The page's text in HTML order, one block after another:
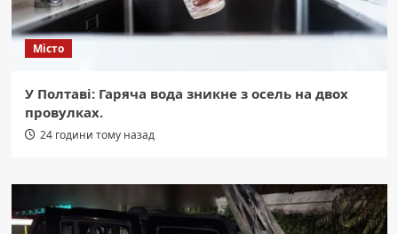
Місто
У Полтаві: Гаряча вода зникне з осель на двох
провулках.
24 години тому назад